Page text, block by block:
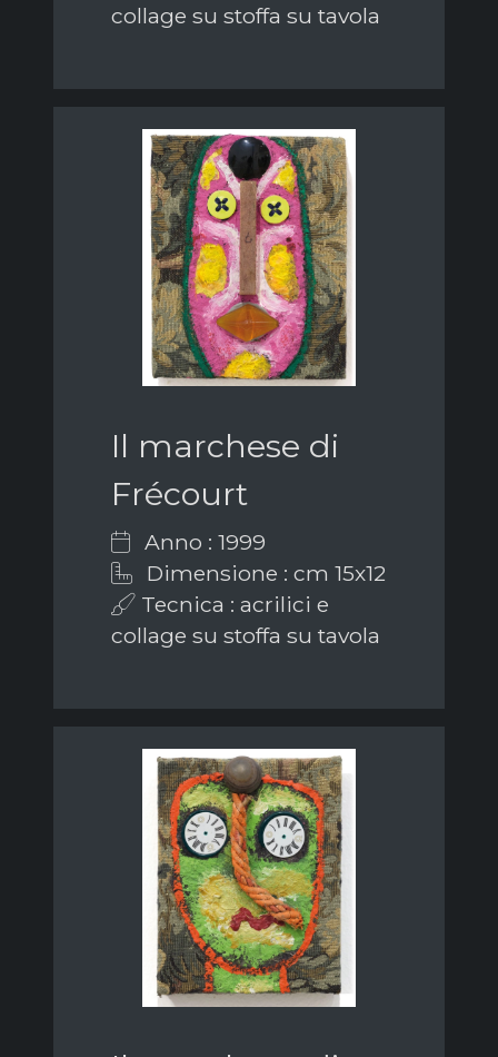
collage su stoffa su tavola
Il marchese di
Frécourt
Anno : 1999
Dimensione : cm 15x12
Tecnica : acrilici e
collage su stoffa su tavola